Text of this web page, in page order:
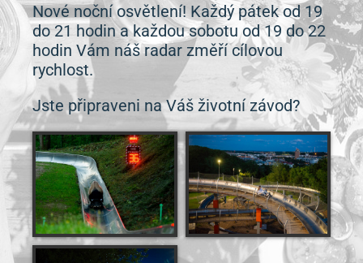
Nové noční osvětlení! Každý pátek od 19
do 21 hodin a každou sobotu od 19 do 22
hodin Vám náš radar změří cílovou
rychlost.
Jste připraveni na Váš životní závod?